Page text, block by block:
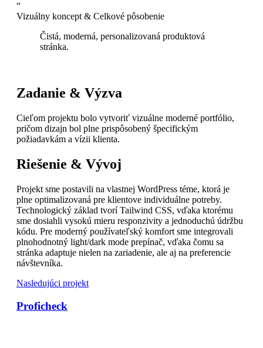
“
Vizuálny koncept & Celkové pôsobenie
Čistá, moderná, personalizovaná produktová
stránka.
Zadanie & Výzva
Cieľom projektu bolo vytvoriť vizuálne moderné portfólio,
pričom dizajn bol plne prispôsobený špecifickým
požiadavkám a vízii klienta.
Riešenie & Vývoj
Projekt sme postavili na vlastnej WordPress téme, ktorá je
plne optimalizovaná pre klientove individuálne potreby.
Technologický základ tvorí Tailwind CSS, vďaka ktorému
sme dosiahli vysokú mieru responzivity a jednoduchú údržbu
kódu. Pre moderný používateľský komfort sme integrovali
plnohodnotný light/dark mode prepínač, vďaka čomu sa
stránka adaptuje nielen na zariadenie, ale aj na preferencie
návštevníka.
Nasledujúci projekt
Proficheck